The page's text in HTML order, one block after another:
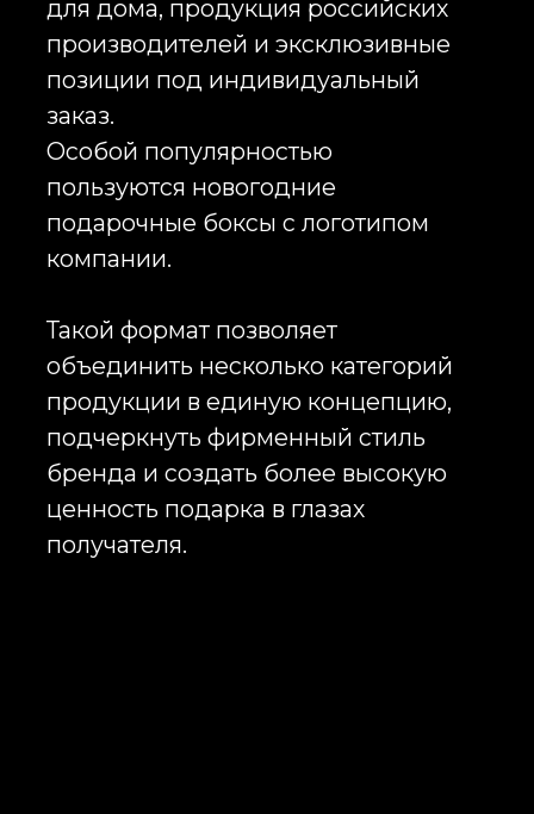
достойно даже без
дополнительных объяснений со
стороны компании.
Брендированные подарочные
наборы
Подарочные наборы с логотипом
остаются наиболее
востребованным форматом
корпоративных новогодних
позволяет собрать сразу
несколько полезных предметов и
создать полноценную историю
бренда внутри одной упаковки.
В зависимости от бюджета и
целевой аудитории в состав
брендированная одежда, кружки,
термобутылки, ежедневники,